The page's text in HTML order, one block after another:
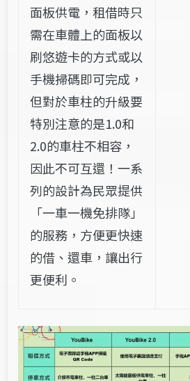
面板供電，租借時只
需在車體上的面板以
刷悠遊卡的方式或以
手機掃碼即可完成，
但對於車柱的升級要
特別注意的是1.0和
2.0的車柱不相容，
因此不可互還！一系
列的設計為民眾提供
「一車一機免排隊」
的服務，方便更快速
的借、還車，讓出行
更便利。